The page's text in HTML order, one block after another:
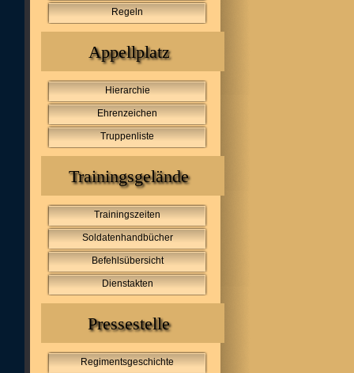
Regeln
Appellplatz
Hierarchie
Ehrenzeichen
Truppenliste
Trainingsgelände
Trainingszeiten
Soldatenhandbücher
Befehlsübersicht
Dienstakten
Pressestelle
Regimentsgeschichte